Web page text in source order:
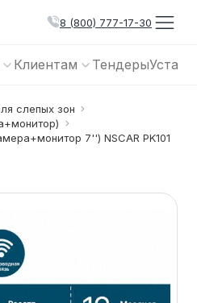
8 (800) 777-17-30
Клиентам Тендеры
слепых зон
7'') NSCAR PK101